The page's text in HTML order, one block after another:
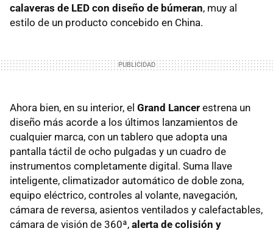
calaveras de LED con diseño de búmeran, muy al
estilo de un producto concebido en China.
Ahora bien, en su interior, el Grand Lancer estrena un
diseño más acorde a los últimos lanzamientos de
cualquier marca, con un tablero que adopta una
pantalla táctil de ocho pulgadas y un cuadro de
instrumentos completamente digital. Suma llave
inteligente, climatizador automático de doble zona,
equipo eléctrico, controles al volante, navegación,
cámara de reversa, asientos ventilados y calefactables,
cámara de visión de 360ª, alerta de colisión y